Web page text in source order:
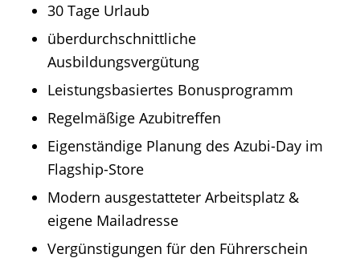
30 Tage Urlaub
überdurchschnittliche
Ausbildungsvergütung
Leistungsbasiertes Bonusprogramm
Regelmäßige Azubitreffen
Eigenständige Planung des Azubi-Day im
Flagship-Store
Modern ausgestatteter Arbeitsplatz &
eigene Mailadresse
Vergünstigungen für den Führerschein